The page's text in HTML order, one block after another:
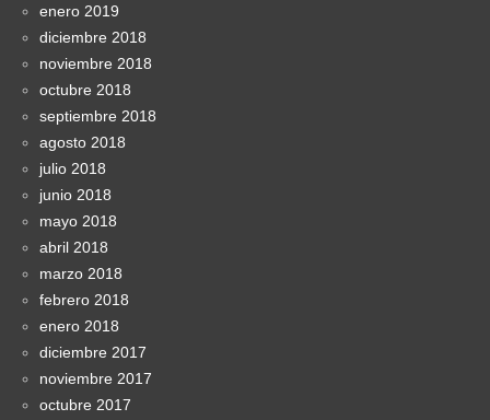
enero 2019
diciembre 2018
noviembre 2018
octubre 2018
septiembre 2018
agosto 2018
julio 2018
junio 2018
mayo 2018
abril 2018
marzo 2018
febrero 2018
enero 2018
diciembre 2017
noviembre 2017
octubre 2017